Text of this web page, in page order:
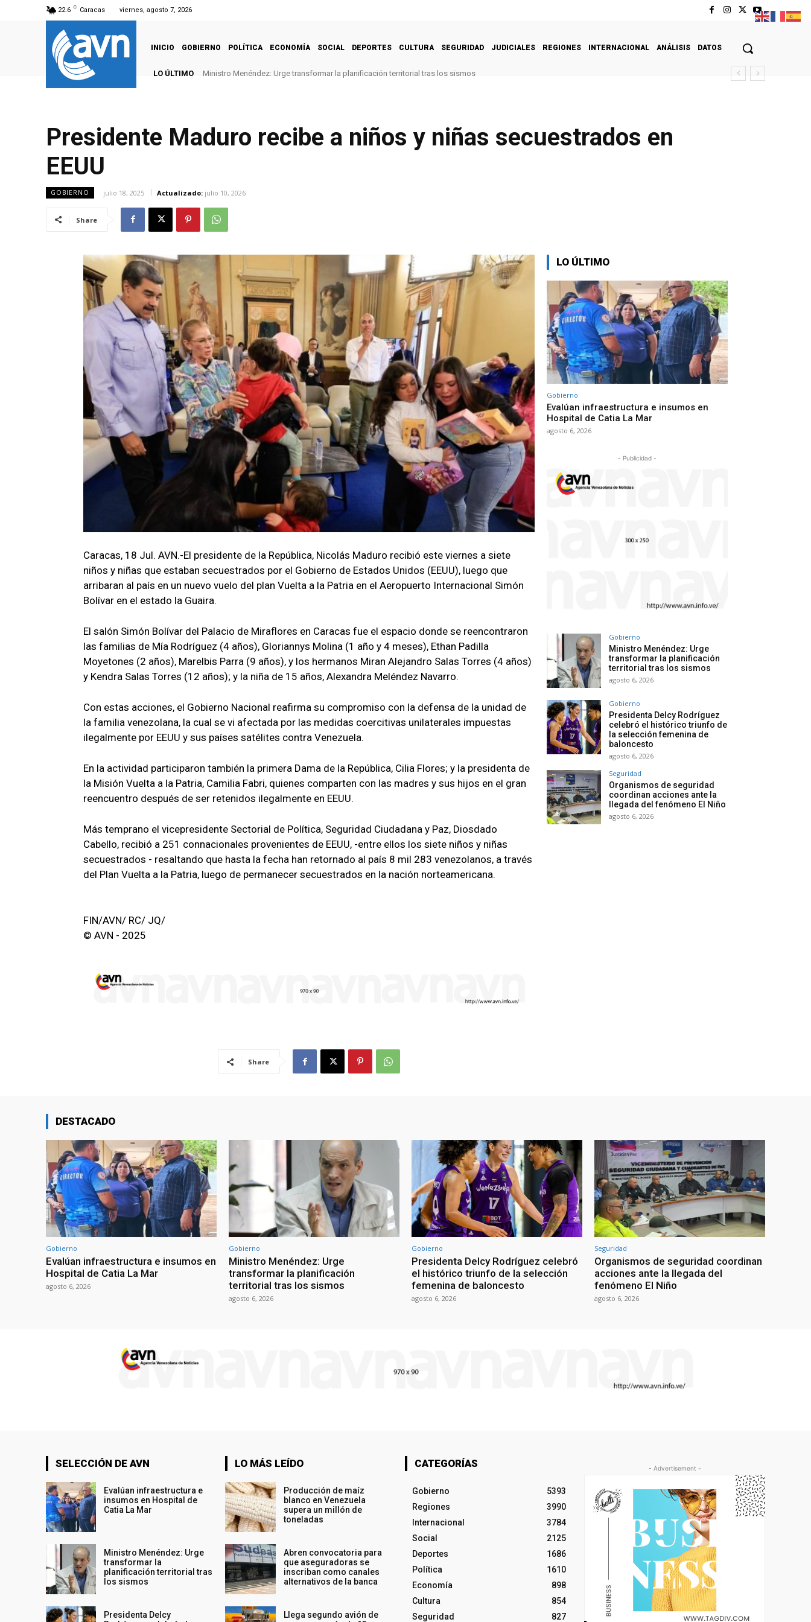
22.6 C Caracas viernes, agosto 7, 2026
INICIO GOBIERNO POLÍTICA ECONOMÍA SOCIAL DEPORTES CULTURA SEGURIDAD JUDICIALES REGIONES INTERNACIONAL ANÁLISIS DATOS
LO ÚLTIMO Ministro Menéndez: Urge transformar la planificación territorial tras los sismos
Presidente Maduro recibe a niños y niñas secuestrados en
EEUU
GOBIERNO julio 18, 2025 Actualizado: julio 10, 2026
Share
Caracas, 18 Jul. AVN.-El presidente de la República, Nicolás Maduro recibió este viernes a siete
niños y niñas que estaban secuestrados por el Gobierno de Estados Unidos (EEUU), luego que
arribaran al país en un nuevo vuelo del plan Vuelta a la Patria en el Aeropuerto Internacional Simón
Bolívar en el estado la Guaira.
El salón Simón Bolívar del Palacio de Miraflores en Caracas fue el espacio donde se reencontraron
las familias de Mía Rodríguez (4 años), Gloriannys Molina (1 año y 4 meses), Ethan Padilla
Moyetones (2 años), Marelbis Parra (9 años), y los hermanos Miran Alejandro Salas Torres (4 años)
y Kendra Salas Torres (12 años); y la niña de 15 años, Alexandra Meléndez Navarro.
Con estas acciones, el Gobierno Nacional reafirma su compromiso con la defensa de la unidad de
la familia venezolana, la cual se vi afectada por las medidas coercitivas unilaterales impuestas
ilegalmente por EEUU y sus países satélites contra Venezuela.
En la actividad participaron también la primera Dama de la República, Cilia Flores; y la presidenta de
la Misión Vuelta a la Patria, Camilia Fabri, quienes comparten con las madres y sus hijos en el gran
reencuentro después de ser retenidos ilegalmente en EEUU.
Más temprano el vicepresidente Sectorial de Política, Seguridad Ciudadana y Paz, Diosdado
Cabello, recibió a 251 connacionales provenientes de EEUU, -entre ellos los siete niños y niñas
secuestrados - resaltando que hasta la fecha han retornado al país 8 mil 283 venezolanos, a través
del Plan Vuelta a la Patria, luego de permanecer secuestrados en la nación norteamericana.
FIN/AVN/ RC/ JQ/
© AVN - 2025
Share
LO ÚLTIMO
Gobierno
Evalúan infraestructura e insumos en
Hospital de Catia La Mar
agosto 6, 2026
- Publicidad -
Gobierno
Ministro Menéndez: Urge
transformar la planificación
territorial tras los sismos
agosto 6, 2026
Gobierno
Presidenta Delcy Rodríguez
celebró el histórico triunfo de
la selección femenina de
baloncesto
agosto 6, 2026
Seguridad
Organismos de seguridad
coordinan acciones ante la
llegada del fenómeno El Niño
agosto 6, 2026
DESTACADO
Gobierno
Evalúan infraestructura e insumos en
Hospital de Catia La Mar
agosto 6, 2026
Gobierno
Ministro Menéndez: Urge
transformar la planificación
territorial tras los sismos
agosto 6, 2026
Gobierno
Presidenta Delcy Rodríguez celebró
el histórico triunfo de la selección
femenina de baloncesto
agosto 6, 2026
Seguridad
Organismos de seguridad coordinan
acciones ante la llegada del
fenómeno El Niño
agosto 6, 2026
SELECCIÓN DE AVN
Evalúan infraestructura e
insumos en Hospital de
Catia La Mar
Ministro Menéndez: Urge
transformar la
planificación territorial tras
los sismos
Presidenta Delcy
LO MÁS LEÍDO
Producción de maíz
blanco en Venezuela
supera un millón de
toneladas
Abren convocatoria para
que aseguradoras se
inscriban como canales
alternativos de la banca
Llega segundo avión de
CATEGORÍAS
Gobierno
5393
Regiones
3990
Internacional
3784
Social
2125
Deportes
1686
Política
1610
Economía
898
Cultura
854
Seguridad
827
- Advertisement -